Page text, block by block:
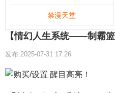
禁漫天堂
【情幻人生系统——制霸篮
发布:2025-07-31 17:26